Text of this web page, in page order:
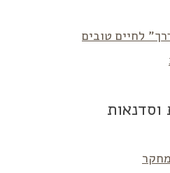
לחיים טובים
וסדנאות